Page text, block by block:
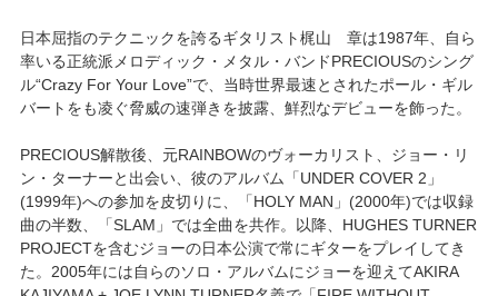
日本屈指のテクニックを誇るギタリスト梶山 章は1987年、自ら
率いる正統派メロディック・メタル・バンドPRECIOUSのシング
ル“Crazy For Your Love”で、当時世界最速とされたポール・ギル
バートをも凌ぐ脅威の速弾きを披露、鮮烈なデビューを飾った。
PRECIOUS解散後、元RAINBOWのヴォーカリスト、ジョー・リ
ン・ターナーと出会い、彼のアルバム「UNDER COVER 2」
(1999年)への参加を皮切りに、「HOLY MAN」(2000年)では収録
曲の半数、「SLAM」では全曲を共作。以降、HUGHES TURNER
PROJECTを含むジョーの日本公演で常にギターをプレイしてき
た。2005年には自らのソロ・アルバムにジョーを迎えてAKIRA